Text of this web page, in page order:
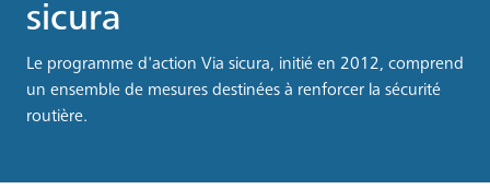
sicura
Le programme d'action Via sicura, initié en 2012, comprend
un ensemble de mesures destinées à renforcer la sécurité
routière.